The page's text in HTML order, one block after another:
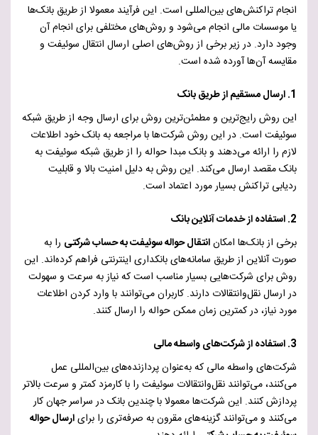
انجام تراکنش‌های بین‌المللی است. این فرآیند معمولا از طریق بانک‌ها
یا موسسات مالی انجام می‌شود و روش‌های مختلفی برای انجام آن
وجود دارد. در زیر برخی از روش‌های اصلی ارسال انتقال سوئیفت و
مقایسه آن‌ها آورده شده است.
1. ارسال مستقیم از طریق بانک
این روش رایج‌ترین و مطمئن‌ترین روش برای ارسال وجه از طریق شبکه
سوئیفت است. در این روش شرکت‌ها با مراجعه به بانک خود اطلاعات
لازم را ارائه می‌دهند و بانک مبدا حواله را از طریق شبکه سوئیفت به
بانک مقصد ارسال می‌کند. این روش به دلیل امنیت بالا و قابلیت
ردیابی تراکنش بسیار مورد اعتماد است.
2. استفاده از خدمات آنلاین بانک
برخی از بانک‌ها امکانانتقال حواله سوئیفت به حساب شرکتی را به
صورت آنلاین از طریق سامانه‌های بانکداری اینترنتی فراهم کرده‌اند. این
روش برای شرکت‌هایی بسیار مناسب است که نیاز به سرعت و سهولت
در ارسال نقل‌وانتقالات دارند. کاربران می‌توانند با وارد کردن اطلاعات
مورد نیاز، در کمترین زمان ممکن حواله را ارسال کنند.
3. استفاده از شرکت‌های واسطه مالی
شرکت‌های واسطه مالی که به‌عنوان پردازنده‌های بین‌المللی عمل
می‌کنند، می‌توانند نقل‌وانتقالات سوئیفت را با کارمزد کمتر و سرعت بالاتر
پردازش کنند. این شرکت‌ها معمولا با چندین بانک در سراسر جهان کار
می‌کنند و می‌توانند گزینه‌های مقرون به صرفه‌تری را برایارسال حواله